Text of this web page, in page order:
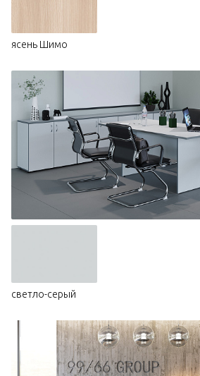
ясень Шимо
светло-серый